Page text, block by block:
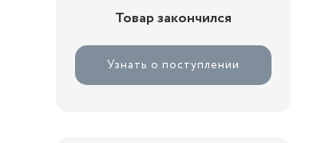
Товар закончился
Узнать о поступлении